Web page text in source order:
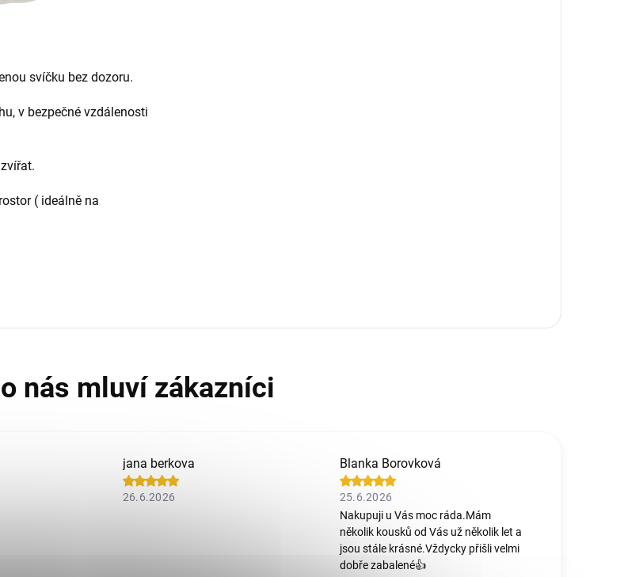
svíčku bez dozoru.
v bezpečné vzdálenosti
( ideálně na
jana berkova
26.6.2026
Blanka Borovková
25.6.2026
Nakupuji u Vás moc ráda.Mám
několik kousků od Vás už několik let a
jsou stále krásné.Vždycky přišli velmi
dobře zabalené👍